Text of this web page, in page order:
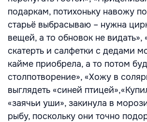
подаркам, потихоньку навожу
старьё выбрасываю – нужна
вещей, а то обновок не видать»,
скатерть и салфетки с дедами
кайме приобрела, а то потом
столпотворение», «Хожу в
выглядеть «синей
«заячьи уши», закинула в
рыбу, поскольку они точно